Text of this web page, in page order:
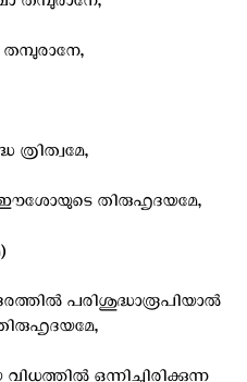
ഈശോയുടെ തിരുഹൃദയമേ,
പരിശുദ്ധാരൂപിയാല്‍